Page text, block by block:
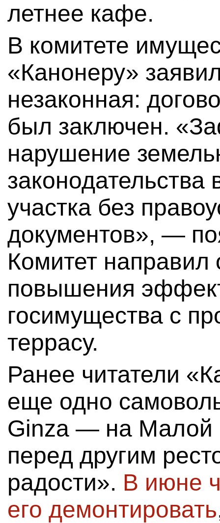
летнее кафе.
В комитете
«Канонеру»
незаконная:
был заключен.
нарушение
законодательства
участка без
документов», —
Комитет
повышения
госимущества с
террасу.
Ранее читатели
еще одно
Ginza — на Малой
перед другим
радости». В июне
его демонтировать